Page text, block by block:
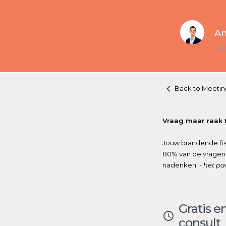
keyboard_arrow_left Back to
Vraag maar
Jouw brandende
80% van de
nadenken - het
access_time Gratis
consult